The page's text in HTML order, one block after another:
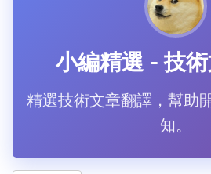
小編精選 - 技
精選技術文章翻譯，幫助
知。